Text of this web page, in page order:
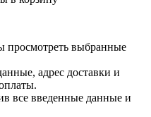
просмотреть выбранные
адрес доставки и
все введенные данные и